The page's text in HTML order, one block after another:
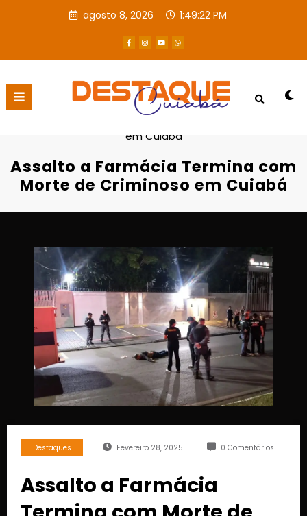
agosto 8, 2026 1:49:23 PM
Página inicial
Destaques
em Cuiabá
Assalto a Farmácia Termina com
Morte de Criminoso em Cuiabá
Destaques Fevereiro 28, 2025 0 Comentários
Assalto a Farmácia